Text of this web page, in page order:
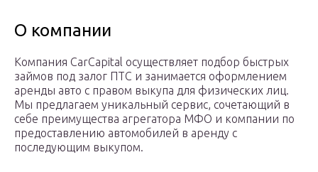
О компании
Компания CarCapital осуществляет подбор быстрых
займов под залог ПТС и занимается оформлением
аренды авто с правом выкупа для физических лиц.
Мы предлагаем уникальный сервис, сочетающий в
себе преимущества агрегатора МФО и компании по
предоставлению автомобилей в аренду с
последующим выкупом.